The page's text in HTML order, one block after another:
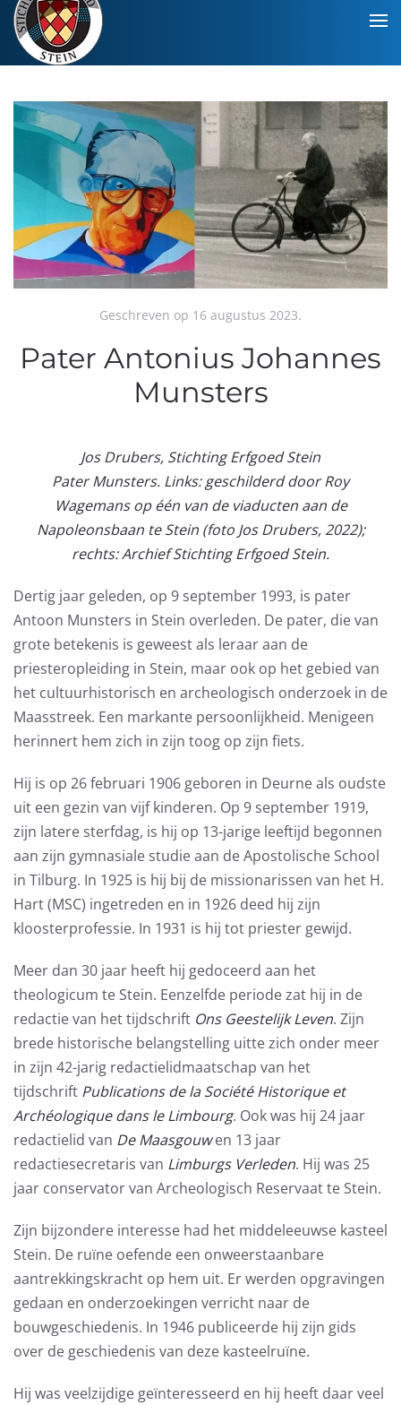
Geschreven op 16 augustus 2023.
Pater Antonius Johannes
Munsters
Jos Drubers, Stichting Erfgoed Stein
Pater Munsters. Links: geschilderd door Roy
Wagemans op één van de viaducten aan de
Napoleonsbaan te Stein (foto Jos Drubers, 2022);
rechts: Archief Stichting Erfgoed Stein.
Dertig jaar geleden, op 9 september 1993, is pater
Antoon Munsters in Stein overleden. De pater, die van
grote betekenis is geweest als leraar aan de
priesteropleiding in Stein, maar ook op het gebied van
het cultuurhistorisch en archeologisch onderzoek in de
Maasstreek. Een markante persoonlijkheid. Menigeen
herinnert hem zich in zijn toog op zijn fiets.
Hij is op 26 februari 1906 geboren in Deurne als oudste
uit een gezin van vijf kinderen. Op 9 september 1919,
zijn latere sterfdag, is hij op 13-jarige leeftijd begonnen
aan zijn gymnasiale studie aan de Apostolische School
in Tilburg. In 1925 is hij bij de missionarissen van het H.
Hart (MSC) ingetreden en in 1926 deed hij zijn
kloosterprofessie. In 1931 is hij tot priester gewijd.
Meer dan 30 jaar heeft hij gedoceerd aan het
theologicum te Stein. Eenzelfde periode zat hij in de
redactie van het tijdschrift Ons Geestelijk Leven. Zijn
brede historische belangstelling uitte zich onder meer
in zijn 42-jarig redactielidmaatschap van het
tijdschrift Publications de la Société Historique et
Archéologique dans le Limbourg. Ook was hij 24 jaar
redactielid van De Maasgouwen 13 jaar
redactiesecretaris van Limburgs Verleden. Hij was 25
jaar conservator van Archeologisch Reservaat te Stein.
Zijn bijzondere interesse had het middeleeuwse kasteel
Stein. De ruïne oefende een onweerstaanbare
aantrekkingskracht op hem uit. Er werden opgravingen
gedaan en onderzoekingen verricht naar de
bouwgeschiedenis. In 1946 publiceerde hij zijn gids
over de geschiedenis van deze kasteelruïne.
Hij was veelzijdige geïnteresseerd en hij heeft daar veel